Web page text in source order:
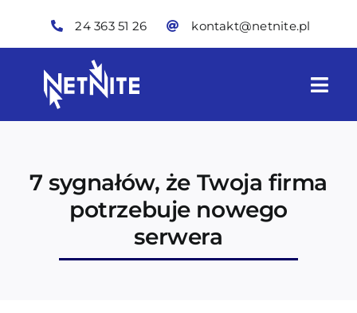
content
24 363 51 26 kontakt@netnite.pl
Technologie IT
7 sygnałów, że Twoja firma
potrzebuje nowego
serwera